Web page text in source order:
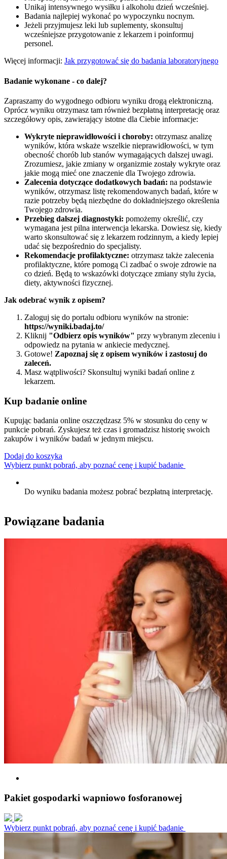
Unikaj intensywnego wysiłku i alkoholu dzień wcześniej.
Badania najlepiej wykonać po wypoczynku nocnym.
Jeżeli przyjmujesz leki lub suplementy, skonsultuj
wcześniejsze przygotowanie z lekarzem i poinformuj
personel.
Więcej informacji: Jak przygotować się do badania laboratoryjnego
Badanie wykonane - co dalej?
Zapraszamy do wygodnego odbioru wyniku drogą elektroniczną.
Oprócz wyniku otrzymasz tam również bezpłatną interpretację oraz
szczegółowy opis, zawierający istotne dla Ciebie informacje:
Wykryte nieprawidłowości i choroby: otrzymasz analizę
wyników, która wskaże wszelkie nieprawidłowości, w tym
obecność chorób lub stanów wymagających dalszej uwagi.
Zrozumiesz, jakie zmiany w organizmie zostały wykryte oraz
jakie mogą mieć one znaczenie dla Twojego zdrowia.
Zalecenia dotyczące dodatkowych badań: na podstawie
wyników, otrzymasz listę rekomendowanych badań, które w
razie potrzeby będą niezbędne do dokładniejszego określenia
Twojego zdrowia.
Przebieg dalszej diagnostyki: pomożemy określić, czy
wymagana jest pilna interwencja lekarska. Dowiesz się, kiedy
warto skonsultować się z lekarzem rodzinnym, a kiedy lepiej
udać się bezpośrednio do specjalisty.
Rekomendacje profilaktyczne: otrzymasz także zalecenia
profilaktyczne, które pomogą Ci zadbać o swoje zdrowie na
co dzień. Będą to wskazówki dotyczące zmiany stylu życia,
diety, aktywności fizycznej.
Jak odebrać wynik z opisem?
Zaloguj się do portalu odbioru wyników na stronie:
https://wyniki.badaj.to/
Kliknij "Odbierz opis wyników" przy wybranym zleceniu i
odpowiedz na pytania w ankiecie medycznej.
Gotowe! Zapoznaj się z opisem wyników i zastosuj do
zaleceń.
Masz wątpliwości? Skonsultuj wyniki badań online z
lekarzem.
Kup badanie online
Kupując badania online oszczędzasz 5% w stosunku do ceny w
punkcie pobrań. Zyskujesz też czas i gromadzisz historię swoich
zakupów i wyników badań w jednym miejscu.
Dodaj do koszyka
Wybierz punkt pobrań, aby poznać cenę i kupić badanie
Do wyniku badania możesz pobrać bezpłatną interpretację.
Powiązane badania
Pakiet gospodarki wapniowo fosforanowej
Wybierz punkt pobrań, aby poznać cenę i kupić badanie